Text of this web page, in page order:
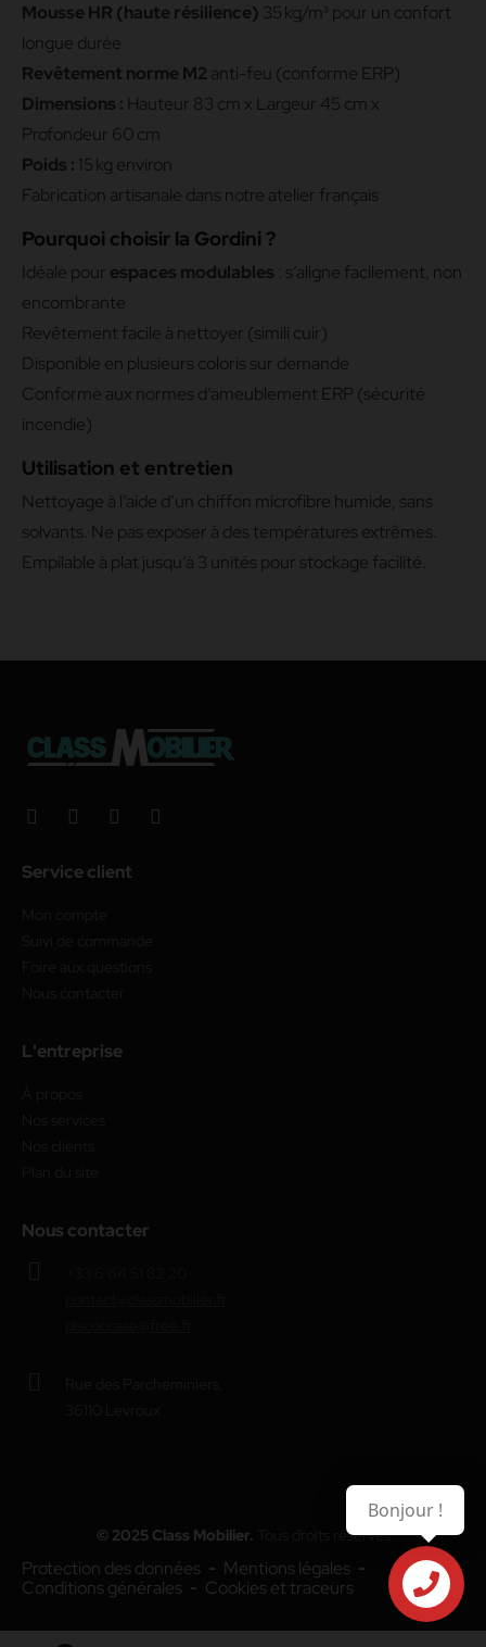
Mousse HR (haute résilience) 35 kg/m³ pour un confort
longue durée
Revêtement norme M2 anti-feu (conforme ERP)
Dimensions : Hauteur 83 cm x Largeur 45 cm x
Profondeur 60 cm
Poids : 15 kg environ
Fabrication artisanale dans notre atelier français
Pourquoi choisir la Gordini ?
Idéale pour espaces modulables : s’aligne facilement, non
encombrante
Revêtement facile à nettoyer (simili cuir)
Disponible en plusieurs coloris sur demande
Conforme aux normes d’ameublement ERP (sécurité
incendie)
Utilisation et entretien
Nettoyage à l’aide d’un chiffon microfibre humide, sans
solvants. Ne pas exposer à des températures extrêmes.
Empilable à plat jusqu’à 3 unités pour stockage facilité.
Service client
L'entreprise
Nous contacter
© 2025 Class Mobilier. Tous droits réservés
Protection des données
Mentions légales
Conditions générales
Cookies et traceurs
Bonjour !